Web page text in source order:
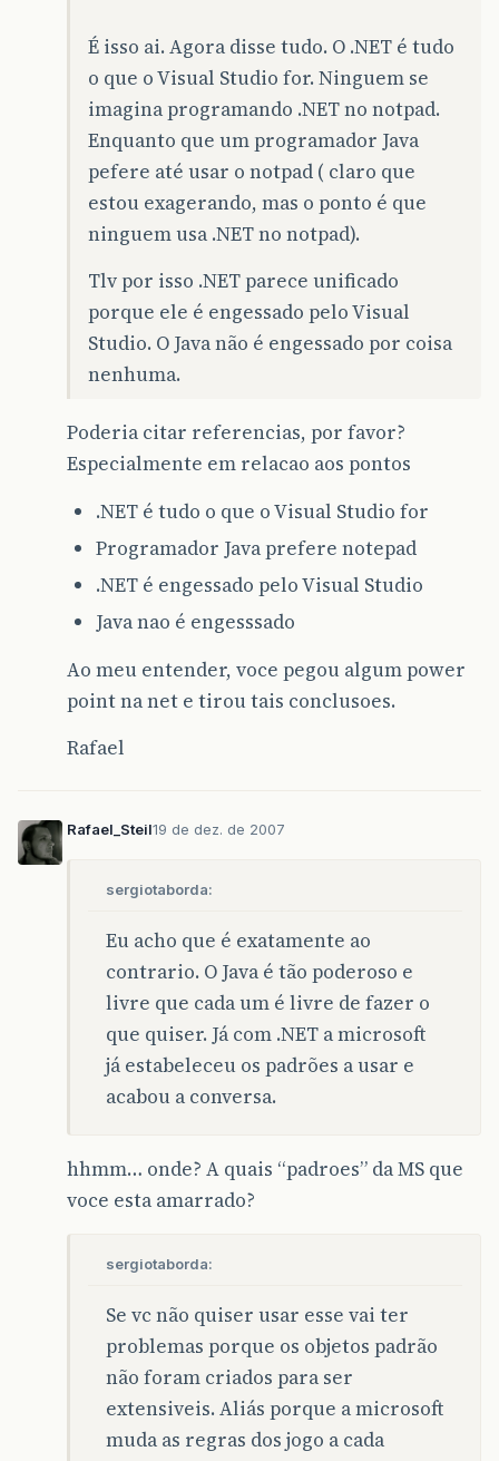
É isso ai. Agora disse tudo. O .NET é tudo
o que o Visual Studio for. Ninguem se
imagina programando .NET no notpad.
Enquanto que um programador Java
pefere até usar o notpad ( claro que
estou exagerando, mas o ponto é que
ninguem usa .NET no notpad).
Tlv por isso .NET parece unificado
porque ele é engessado pelo Visual
Studio. O Java não é engessado por coisa
nenhuma.
Poderia citar referencias, por favor?
Especialmente em relacao aos pontos
.NET é tudo o que o Visual Studio for
Programador Java prefere notepad
.NET é engessado pelo Visual Studio
Java nao é engesssado
Ao meu entender, voce pegou algum power
point na net e tirou tais conclusoes.
Rafael
Rafael_Steil19 de dez. de 2007
sergiotaborda:
Eu acho que é exatamente ao
contrario. O Java é tão poderoso e
livre que cada um é livre de fazer o
que quiser. Já com .NET a microsoft
já estabeleceu os padrões a usar e
acabou a conversa.
hhmm… onde? A quais “padroes” da MS que
voce esta amarrado?
sergiotaborda:
Se vc não quiser usar esse vai ter
problemas porque os objetos padrão
não foram criados para ser
extensiveis. Aliás porque a microsoft
muda as regras dos jogo a cada